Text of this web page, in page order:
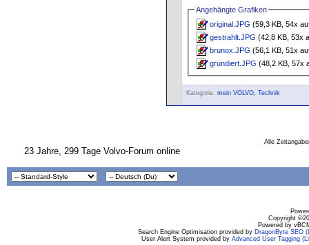
Angehängte Grafiken
original.JPG (59,3 KB, 54x
gestrahlt.JPG (42,8 KB, 53x
brunox.JPG (56,1 KB, 51x
grundiert.JPG (48,2 KB, 57x
Kategorie: mein VOLVO, Technik
Alle
23 Jahre, 299 Tage Volvo-Forum online
Copyright
Powered by
Search Engine Optimisation provided by DragonByte SEO
User Alert System provided by Advanced User Tagging